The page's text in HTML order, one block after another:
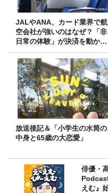
JALやANA、カード業界で航
空会社が強いのはなぜ？「非
日常の体験」が決済を動かす
理由
放送後記＆「小学生の水筒の
中身と65歳の大恋愛」
俳優・
えむ』